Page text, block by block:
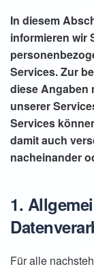
In diesem
informieren wir
Services. Zur
diese Angaben
unserer
Services
damit auch
nacheinander
1.
Für alle